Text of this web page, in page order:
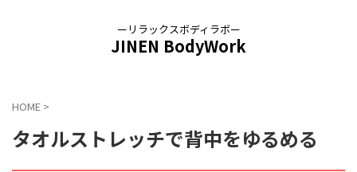
ーリラックスボディラボー
JINEN BodyWork
HOME >
タオルストレッチで背中をゆるめる